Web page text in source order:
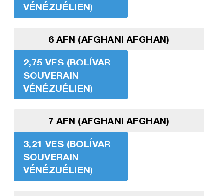
VÉNÉZUÉLIEN)
6 AFN (AFGHANI AFGHAN)
2,75 VES (BOLÍVAR
SOUVERAIN
VÉNÉZUÉLIEN)
7 AFN (AFGHANI AFGHAN)
3,21 VES (BOLÍVAR
SOUVERAIN
VÉNÉZUÉLIEN)